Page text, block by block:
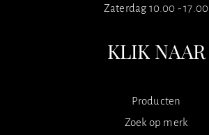
Zaterdag 10.00 - 17.00
KLIK NAAR
Producten
Zoek op merk